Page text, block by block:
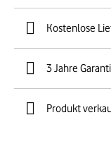
Kostenlose
3 Jahre
Produkt